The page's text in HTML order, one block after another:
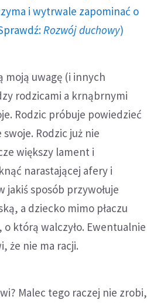
i wytrwale zapominać o
Rozwój duchowy)
moją uwagę (i innych
rodzicami a krnąbrnymi
Rodzic próbuje powiedzieć
Rodzic już nie
większy lament i
narastającej afery i
sposób przywołuje
a dziecko mimo płaczu
którą walczyło. Ewentualnie
że nie ma racji.
Malec tego raczej nie zrobi,